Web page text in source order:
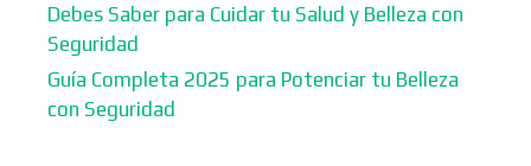
Debes Saber para Cuidar tu Salud y Belleza con
Seguridad
Guía Completa 2025 para Potenciar tu Belleza
con Seguridad